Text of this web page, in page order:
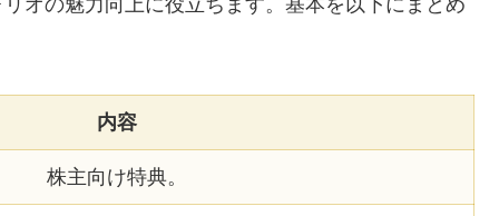
オの魅力向上に役立ちます。基本を以下にまとめ
内容
株主向け特典。